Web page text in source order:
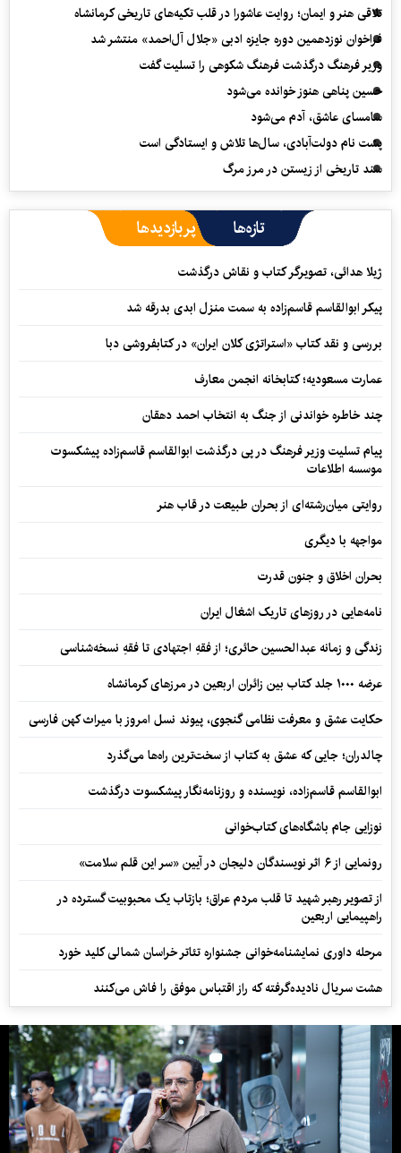
تلاقی هنر و ایمان؛ روایت عاشورا در قلب تکیه‌های تاریخی کرمانشاه
فراخوان نوزدهمین دوره جایزه ادبی «جلال آل‌احمد» منتشر شد
وزیر فرهنگ درگذشت فرهنگ شکوهی را تسلیت گفت
حسین پناهی هنوز خوانده می‌شود
سامسای عاشق، آدم می‌شود
پشت نام دولت‌آبادی، سال‌ها تلاش و ایستادگی است
سند تاریخی از زیستن در مرز مرگ
تازه‌ها پربازدیدها
ژیلا هدائی، تصویرگر کتاب و نقاش درگذشت
پیکر ابوالقاسم قاسم‌زاده به سمت منزل ابدی بدرقه شد
بررسی و نقد کتاب «استراتژی کلان ایران» در کتابفروشی دبا
عمارت مسعودیه؛ کتابخانه انجمن معارف
چند خاطره خواندنی از جنگ به انتخاب احمد دهقان
پیام تسلیت وزیر فرهنگ در پی درگذشت ابوالقاسم قاسم‌زاده پیشکسوت
موسسه اطلاعات
روایتی میان‌رشته‌ای از بحران طبیعت در قاب هنر
مواجهه با دیگری
بحران اخلاق و جنون قدرت
نامه‌هایی در روزهای تاریک اشغال ایران
زندگی و زمانه عبدالحسین حائری؛ از فقهِ اجتهادی تا فقهِ نسخه‌شناسی
عرضه ۱۰۰۰ جلد کتاب بین زائران اربعین در مرزهای کرمانشاه
حکایت عشق و معرفت نظامی گنجوی، پیوند نسل امروز با میراث کهن فارسی
چالدران؛ جایی که عشق به کتاب از سخت‌ترین راه‌ها می‌گذرد
ابوالقاسم قاسم‌زاده، نویسنده و روزنامه‌نگار پیشکسوت درگذشت
نوزایی جام باشگاه‌های کتاب‌خوانی
رونمایی از ۶ اثر نویسندگان دلیجان در آیین «سر این قلم سلامت»
از تصویر رهبر شهید تا قلب مردم عراق؛ بازتاب یک محبوبیت گسترده در
راهپیمایی اربعین
مرحله داوری نمایشنامه‌خوانی جشنواره تئاتر خراسان شمالی کلید خورد
هشت سریال نادیده‌گرفته که راز اقتباس موفق را فاش می‌کنند